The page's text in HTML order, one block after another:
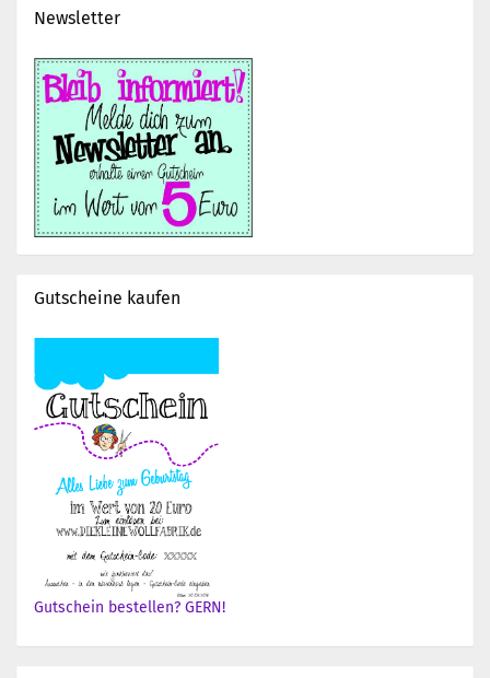
Newsletter
Gutscheine kaufen
Gutschein bestellen? GERN!